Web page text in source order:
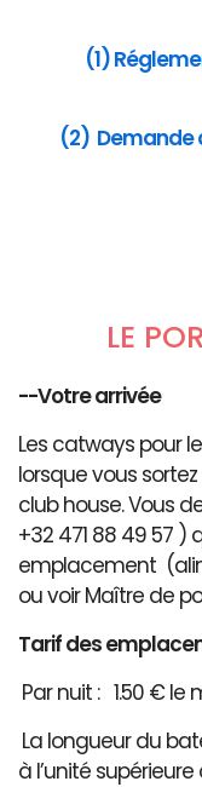
(1)
(2) Demande
LE
--Votre arrivée
Les catways pour
lorsque vous
club house. Vous
+32 471 88 49 57 )
emplacement
ou voir Maître de
Tarif des
Par nuit : 1.50 € le
La longueur du
à l’unité